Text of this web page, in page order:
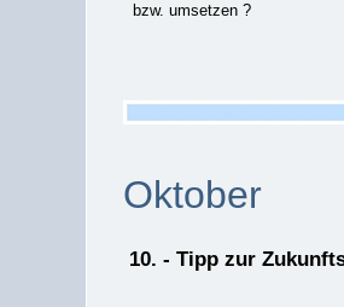
bzw. umsetzen ?
Oktober
10. - Tipp zur